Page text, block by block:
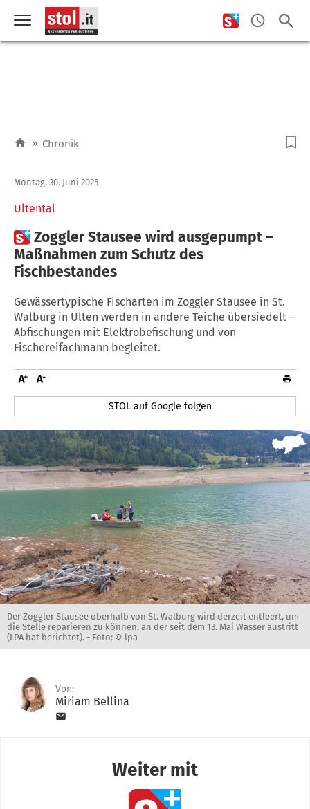
» Chronik
Ultental
Montag, 30. Juni 2025
Zoggler Stausee wird ausgepumpt –
Maßnahmen zum Schutz des
Fischbestandes
Gewässertypische Fischarten im Zoggler Stausee in St.
Walburg in Ulten werden in andere Teiche übersiedelt –
Abfischungen mit Elektrobefischung und von
Fischereifachmann begleitet.
STOL auf Google folgen
Der Zoggler Stausee oberhalb von St. Walburg wird derzeit entleert, um
die Stelle reparieren zu können, an der seit dem 13. Mai Wasser austritt
(LPA hat berichtet). - Foto: © lpa
Von:
Miriam Bellina